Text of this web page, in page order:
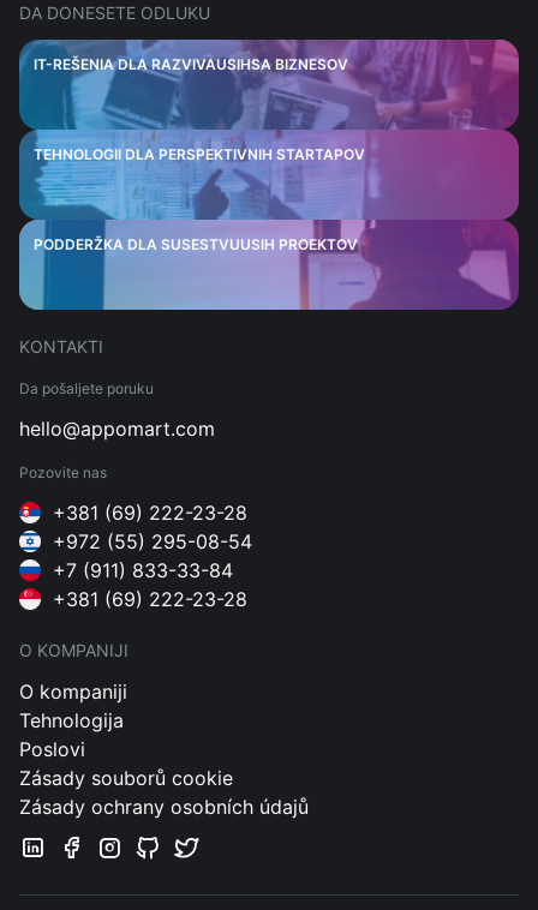
DA DONESETE ODLUKU
IT-REŠENIA DLA RAZVIVAUSIHSA BIZNESOV
TEHNOLOGII DLA PERSPEKTIVNIH STARTAPOV
PODDERŽKA DLA SUSESTVUUSIH PROEKTOV
KONTAKTI
Da pošaljete poruku
hello@appomart.com
Pozovite nas
+381 (69) 222-23-28
+972 (55) 295-08-54
+7 (911) 833-33-84
+381 (69) 222-23-28
O KOMPANIJI
O kompaniji
Tehnologija
Poslovi
Zásady souborů cookie
Zásady ochrany osobních údajů